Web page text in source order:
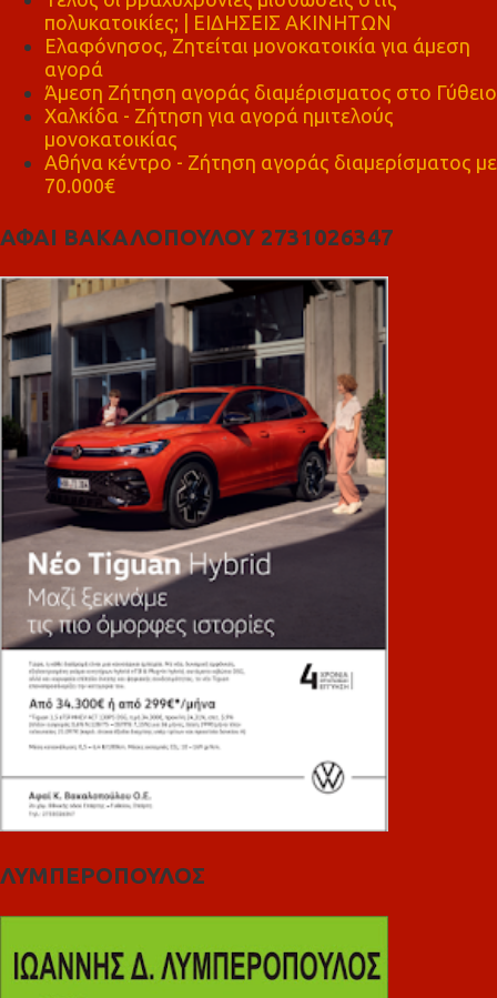
πολυκατοικίες; | ΕΙΔΗΣΕΙΣ ΑΚΙΝΗΤΩΝ
Ελαφόνησος, Ζητείται μονοκατοικία για άμεση
αγορά
Άμεση Ζήτηση αγοράς διαμέρισματος στο Γύθειο
Χαλκίδα - Ζήτηση για αγορά ημιτελούς
μονοκατοικίας
Αθήνα κέντρο - Ζήτηση αγοράς διαμερίσματος με
70.000€
ΑΦΑΙ ΒΑΚΑΛΟΠΟΥΛΟΥ 2731026347
ΛΥΜΠΕΡΟΠΟΥΛΟΣ